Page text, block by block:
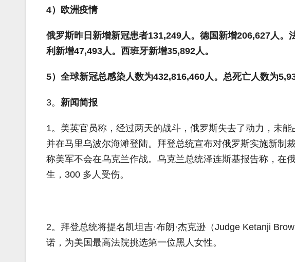
4）欧洲疫情
俄罗斯昨日新增新冠患者131,249人。德国新增206,627人。
利新增47,493人。西班牙新增35,892人。
5）全球新冠总感染人数为432,816,460人。总死亡人数为
3。 新闻简报
1。美英官员称，经过两天的战斗，俄罗斯失去了动力，未
并在马里乌波尔海滩登陆。拜登总统宣布对俄罗斯实施新制
称美军不会在乌克兰作战。乌克兰总统泽连斯基报告称，在
生，300 多人受伤。
2。拜登总统将提名凯坦吉·布朗·杰克逊（Judge Ketanji
诺，为美国最高法院挑选第一位黑人女性。